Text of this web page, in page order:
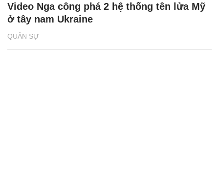
QUÂN SỰ
Video Nga công phá 2 hệ thống tên lửa Mỹ
ở tây nam Ukraine